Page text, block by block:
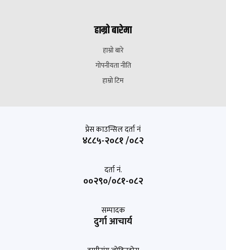
हाम्रो बारेमा
हाम्रो बारे
गोपनीयता नीति
हाम्रो टिम
प्रेस काउन्सिल दर्ता नं
४८८५-२०८१ /०८२
दर्ता नं.
००२९०/०८१-०८२
सम्पादक
दुर्गा आचार्य